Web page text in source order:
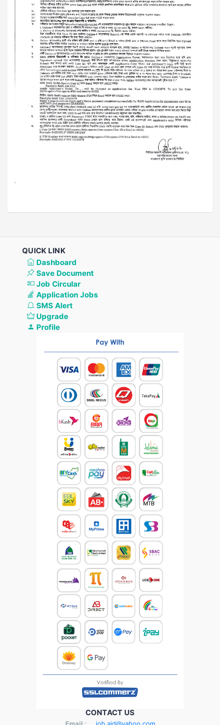
QUICK LINK
Dashboard
Save Document
Job Circular
Application Jobs
SMS Alert
Upgrade
Profile
CONTACT US